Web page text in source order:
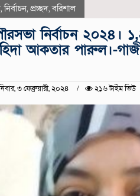
,নির্বাচন, প্রচ্ছদ,বরিশাল
নির্বাচন ২০২৪।
আকতার পারুল।-
৩ ফেব্রুয়ারী, ২০২৪ ২১৬ টাইম ভিউ